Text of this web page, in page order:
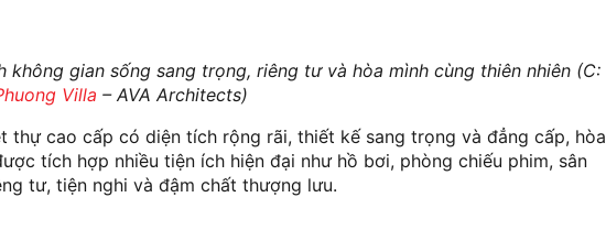
gian sống sang trọng, riêng tư và hòa mình cùng thiên nhiên (C:
Villa – AVA Architects)
thự cao cấp có diện tích rộng rãi, thiết kế sang trọng và đẳng cấp, hòa
tích hợp nhiều tiện ích hiện đại như hồ bơi, phòng chiếu phim, sân
tư, tiện nghi và đậm chất thượng lưu.